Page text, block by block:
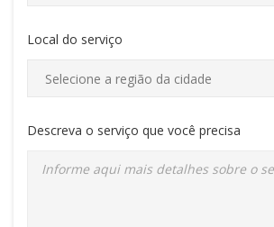
Local do serviço
Descreva o serviço que você precisa